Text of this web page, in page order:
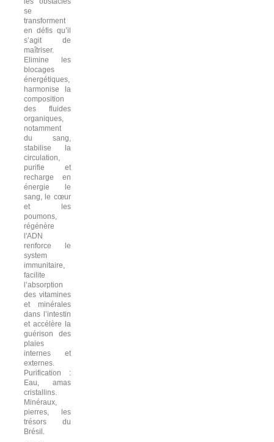
se
transforment
en défis qu’il
s’agit de
maîtriser.
Elimine les
blocages
énergétiques,
harmonise la
composition
des fluides
organiques,
notamment
du sang,
stabilise la
circulation,
purifie et
recharge en
énergie le
sang, le cœur
et les
poumons,
régénère
l'ADN
renforce le
system
immunitaire,
facilite
l’absorption
des vitamines
et minérales
dans l’intestin
et accélère la
guérison des
plaies
internes et
externes.
Purification :
Eau, amas
cristallins.
Minéraux,
pierres, les
trésors du
Brésil.